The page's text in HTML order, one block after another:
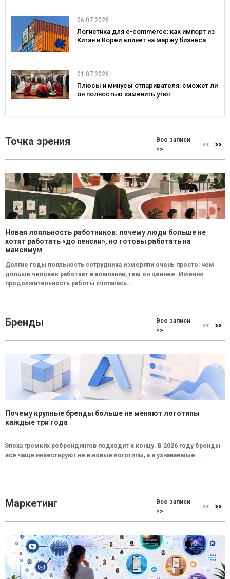
06.07.2026
Логистика для e-commerce: как импорт из
Китая и Кореи влияет на маржу бизнеса
01.07.2026
Плюсы и минусы отпаривателя: сможет ли
он полностью заменить утюг
Точка зрения
Все записи
>>
Новая лояльность работников: почему люди больше не
хотят работать «до пенсии», но готовы работать на
максимум
Долгие годы лояльность сотрудника измеряли очень просто: чем
дольше человек работает в компании, тем он ценнее. Именно
продолжительность работы считалась...
Бренды
Все записи
>>
Почему крупные бренды больше не меняют логотипы
каждые три года
Эпоха громких ребрендингов подходит к концу. В 2026 году бренды
всё чаще инвестируют не в новые логотипы, а в узнаваемые...
Маркетинг
Все записи
>>